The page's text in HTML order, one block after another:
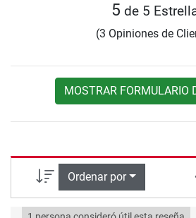
5 de 5
(3 Opiniones de
MOSTRAR FORMULARIO
Ordenar por